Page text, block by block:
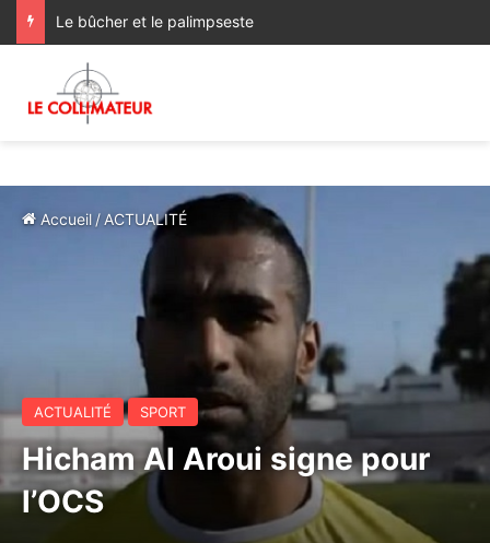
Le bûcher et le palimpseste
Accueil / ACTUALITÉ
ACTUALITÉ SPORT
Hicham Al Aroui signe pour
l’OCS